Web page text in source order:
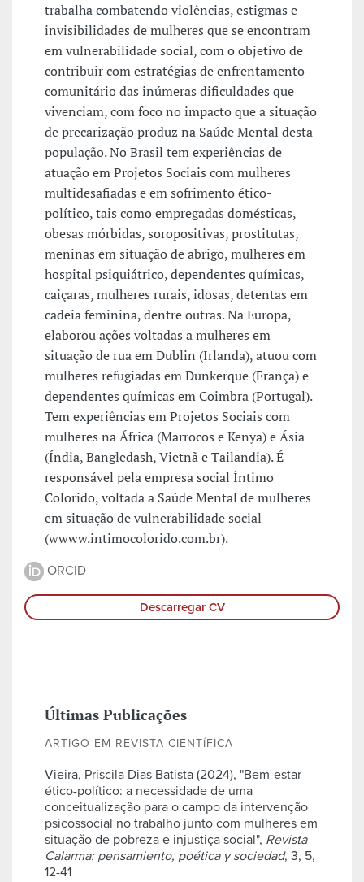
trabalha combatendo violências, estigmas e
invisibilidades de mulheres que se encontram
em vulnerabilidade social, com o objetivo de
contribuir com estratégias de enfrentamento
comunitário das inúmeras dificuldades que
vivenciam, com foco no impacto que a situação
de precarização produz na Saúde Mental desta
população. No Brasil tem experiências de
atuação em Projetos Sociais com mulheres
multidesafiadas e em sofrimento ético-
político, tais como empregadas domésticas,
obesas mórbidas, soropositivas, prostitutas,
meninas em situação de abrigo, mulheres em
hospital psiquiátrico, dependentes químicas,
caiçaras, mulheres rurais, idosas, detentas em
cadeia feminina, dentre outras. Na Europa,
elaborou ações voltadas a mulheres em
situação de rua em Dublin (Irlanda), atuou com
mulheres refugiadas em Dunkerque (França) e
dependentes químicas em Coimbra (Portugal).
Tem experiências em Projetos Sociais com
mulheres na África (Marrocos e Kenya) e Ásia
(Índia, Bangledash, Vietnã e Tailandia). É
responsável pela empresa social Íntimo
Colorido, voltada a Saúde Mental de mulheres
em situação de vulnerabilidade social
(wwww.intimocolorido.com.br).
ORCID
Descarregar CV
Últimas Publicações
ARTIGO EM REVISTA CIENTÍFICA
Vieira, Priscila Dias Batista (2024), "Bem-estar
ético-político: a necessidade de uma
conceitualização para o campo da intervenção
psicossocial no trabalho junto com mulheres em
situação de pobreza e injustiça social", Revista
Calarma: pensamiento, poética y sociedad, 3, 5,
12-41